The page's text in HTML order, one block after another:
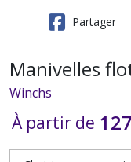
Partager
Manivelles
Winchs
À partir de 127